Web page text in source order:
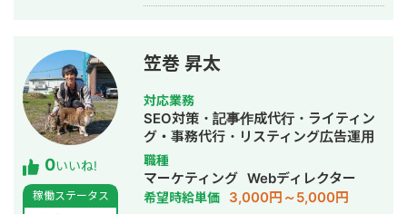
ムコーポレーション（ユーペイント）
様 ご依頼内容：Web集客を依頼したい
→サイト制作、SEO対策、リスティン
グ広告運用を実施 ◎商工会・業界メデ
ィア支援例 「東村山市商工会」様 「外
壁塗装の窓口」様 ほか多数 ◎難関キー
ワードで上位表示 ・「屋根」で1位 ・
「ガルバリウム 鋼板」で1位 ・「塗り
壁」で1位 ・「外壁塗装」で3位 ・「埼
0いいね!
稼働ステータス
笠巻 昇太
対応業務
SEO対策・記事作成代行・ライティン
グ・事務代行・リスティング広告運用
代行・オウンドメディア制作・構築・
運用代行・AI活用
職種
マーケティング Webディレクター
希望時給単価 3,000円～5,000円